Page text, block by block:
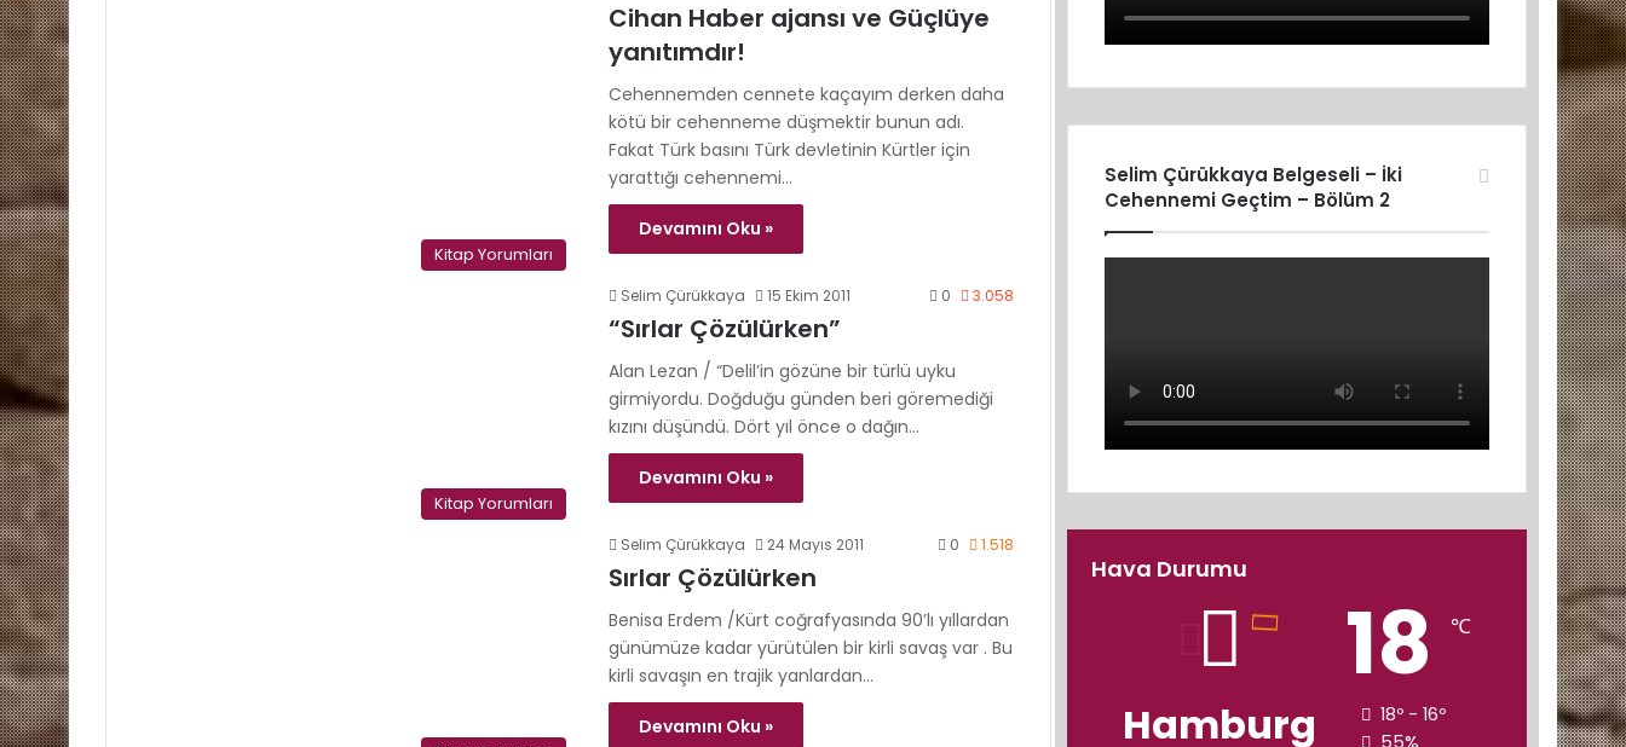
Cihan Haber ajansı ve Güçlüye
yanıtımdır!
Cehennemden cennete kaçayım derken daha
kötü bir cehenneme düşmektir bunun adı.
Fakat Türk basını Türk devletinin Kürtler için
yarattığı cehennemi…
Devamını Oku »
Kitap Yorumları
Selim Çürükkaya 15 Ekim 2011 0 3.058
“Sırlar Çözülürken”
Alan Lezan / “Delil’in gözüne bir türlü uyku
girmiyordu. Doğduğu günden beri göremediği
kızını düşündü. Dört yıl önce o dağın…
Devamını Oku »
Kitap Yorumları
Selim Çürükkaya 24 Mayıs 2011 0 1.518
Sırlar Çözülürken
Benisa Erdem /Kürt coğrafyasında 90’lı yıllardan
günümüze kadar yürütülen bir kirli savaş var . Bu
kirli savaşın en trajik yanlardan…
Devamını Oku »
Selim Çürükkaya Belgeseli – İki
Cehennemi Geçtim – Bölüm 2
Hava Durumu
Hamburg
18 ℃
18º - 16º
55%